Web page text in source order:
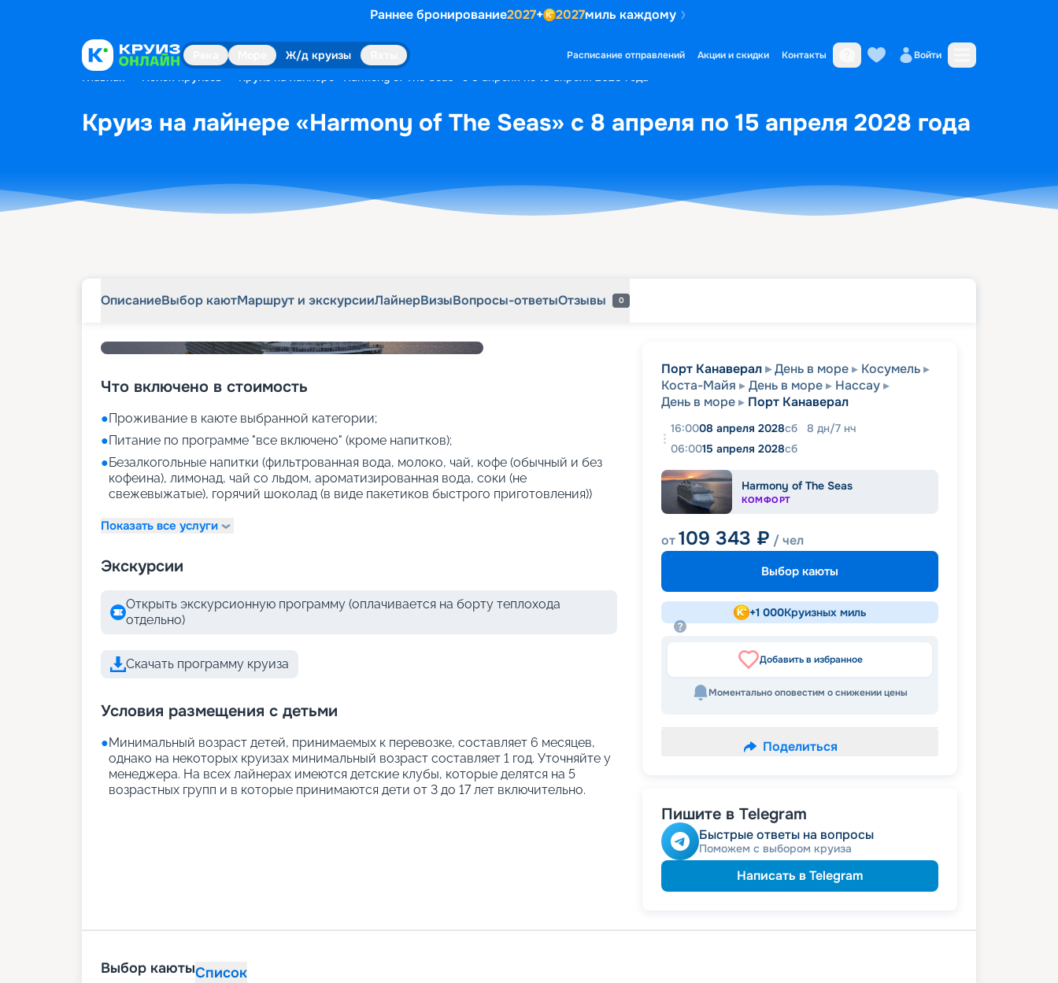
Раннее бронирование2027+ 2027миль каждому
Ж/д круизы Расписание отправлений Акции и скидки Контакты Войти
Главная Поиск круизов Круиз на лайнере «Harmony of The Seas» с 8 апреля по 15 апреля 2028 года
Круиз на лайнере «Harmony of The Seas» с 8 апреля по 15 апреля 2028 года
ОписаниеВыбор каютМаршрут и экскурсииЛайнерВизыВопросы-ответыОтзывы 0
Что включено в стоимость
●Проживание в каюте выбранной категории;
●Питание по программе "все включено" (кроме напитков);
●Безалкогольные напитки (фильтрованная вода, молоко, чай, кофе (обычный и без
кофеина), лимонад, чай со льдом, ароматизированная вода, соки (не
свежевыжатые), горячий шоколад (в виде пакетиков быстрого приготовления))
Показать все услуги
Экскурсии
Открыть экскурсионную программу (оплачивается на борту теплохода
отдельно)
Скачать программу круиза
Условия размещения с детьми
●Минимальный возраст детей, принимаемых к перевозке, составляет 6 месяцев,
однако на некоторых круизах минимальный возраст составляет 1 год. Уточняйте у
менеджера. На всех лайнерах имеются детские клубы, которые делятся на 5
возрастных групп и в которые принимаются дети от 3 до 17 лет включительно.
Порт Канаверал День в море
Косумель
Коста-Майя
День в море
Нассау
День в море
Порт Канаверал
16:0008 апреля 2028сб 8 дн/7 нч
06:0015 апреля 2028сб
Harmony of The Seas
КОМФОРТ
от109 343 ₽ / чел
Выбор каюты
+1 000Круизных миль
Добавить в избранное
Моментально оповестим о снижении цены
Поделиться
Пишите в Telegram
Быстрые ответы на вопросы
Поможем с выбором круиза
Написать в Telegram
Выбор каютыСписок